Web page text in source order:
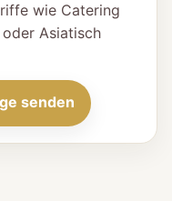
wie Catering
Asiatisch
senden